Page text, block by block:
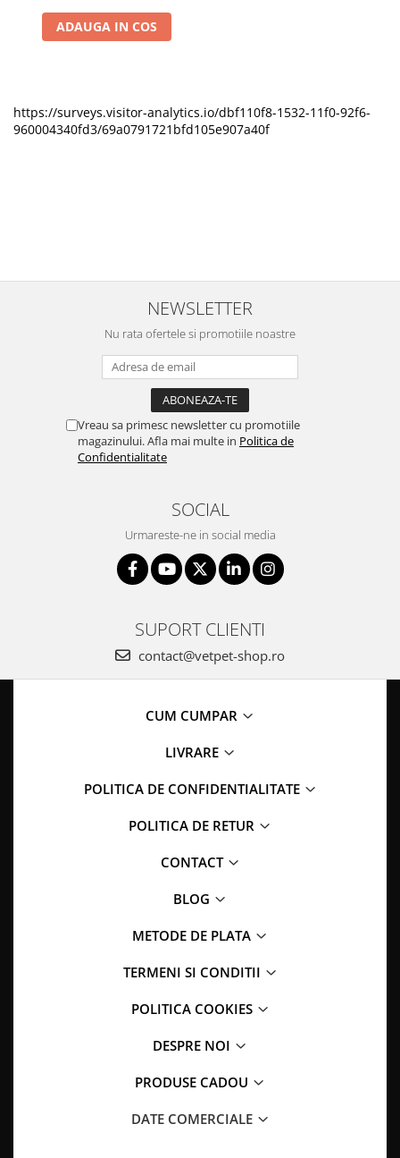
ADAUGA IN COS
https://surveys.visitor-analytics.io/dbf110f8-1532-11f0-92f6-
960004340fd3/69a0791721bfd105e907a40f
NEWSLETTER
Nu rata ofertele si promotiile noastre
Vreau sa primesc newsletter cu promotiile
magazinului. Afla mai multe in Politica de
Confidentialitate
SOCIAL
Urmareste-ne in social media
SUPORT CLIENTI
contact@vetpet-shop.ro
CUM CUMPAR
LIVRARE
POLITICA DE CONFIDENTIALITATE
POLITICA DE RETUR
CONTACT
BLOG
METODE DE PLATA
TERMENI SI CONDITII
POLITICA COOKIES
DESPRE NOI
PRODUSE CADOU
DATE COMERCIALE